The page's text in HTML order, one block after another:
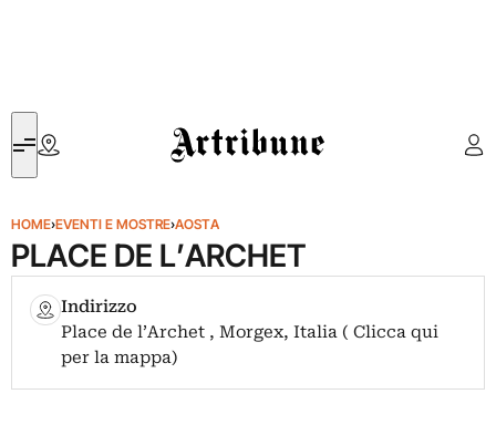
Artribune
HOME›EVENTI E MOSTRE›AOSTA
PLACE DE L’ARCHET
Indirizzo
Place de l’Archet , Morgex, Italia ( Clicca qui
per la mappa)